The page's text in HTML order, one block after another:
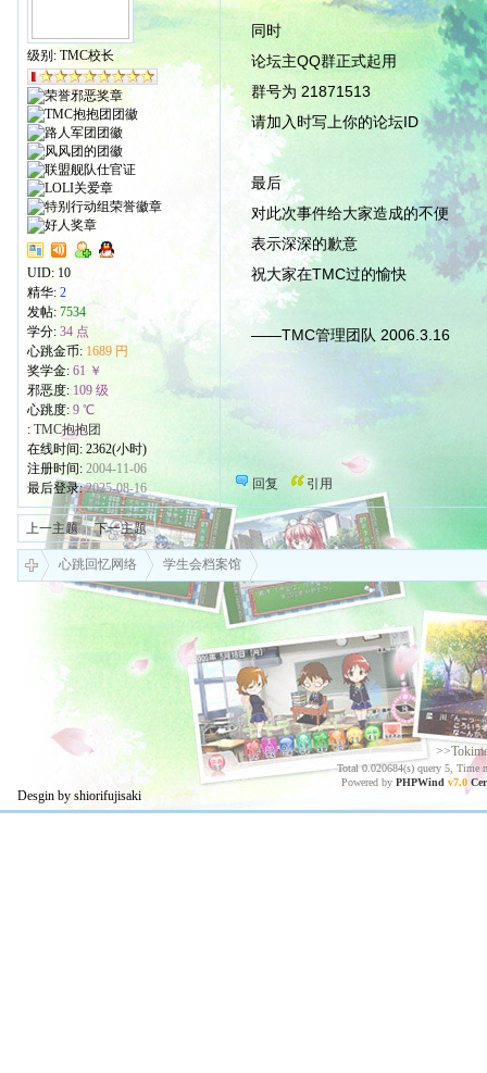
级别: TMC校长
UID: 10
精华: 2
发帖:7534
学分: 34 点
心跳金币: 1689 円
奖学金: 61 ￥
邪恶度: 109 级
心跳度: 9 ℃
: TMC抱抱团
在线时间: 2362(小时)
注册时间: 2004-11-06
最后登录:2025-08-16
同时
论坛主QQ群正式起用
群号为 21871513
请加入时写上你的论坛ID
最后
对此次事件给大家造成的不便
表示深深的歉意
祝大家在TMC过的愉快
——TMC管理团队 2006.3.16
回复 引用
上一主题 下一主题
心跳回忆网络 学生会档案馆
Total 0.020684(s) query 5, Time
Powered by PHPWind v7.0
Desgin by shiorifujisaki